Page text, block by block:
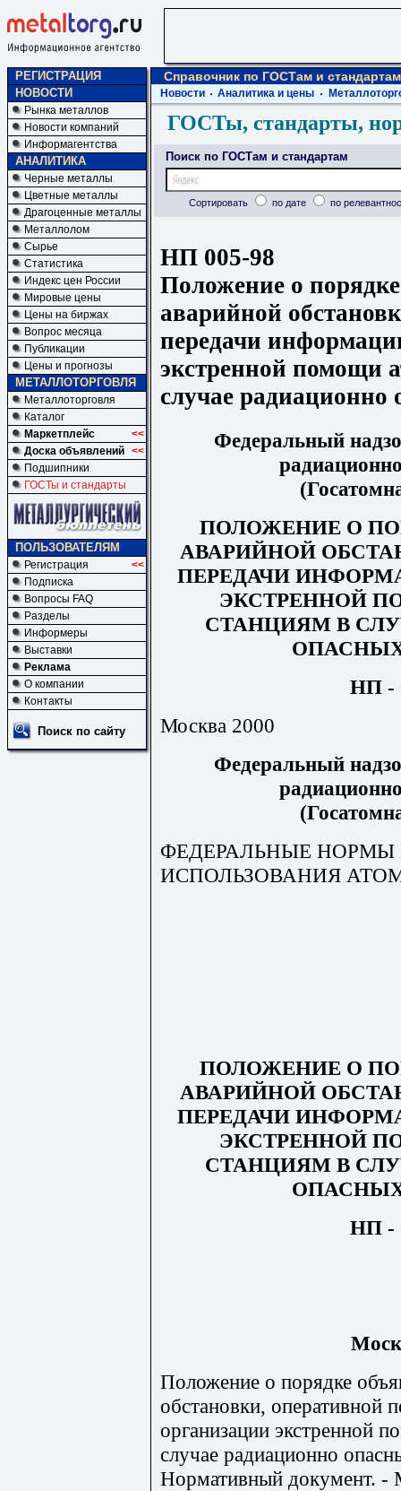
РЕГИСТРАЦИЯ
НОВОСТИ
Рынка металлов
Новости компаний
Информагентства
АНАЛИТИКА
Черные металлы
Цветные металлы
Драгоценные металлы
Металлолом
Сырье
Статистика
Индекс цен России
Мировые цены
Цены на биржах
Вопрос месяца
Публикации
Цены и прогнозы
МЕТАЛЛОТОРГОВЛЯ
Металлоторговля
Каталог
Маркетплейс
<<
Доска объявлений <<
Подшипники
ГОСТы и стандарты
ПОЛЬЗОВАТЕЛЯМ
Регистрация
<<
Подписка
Вопросы FAQ
Разделы
Информеры
Выставки
Реклама
О компании
Контакты
Поиск по сайту
Справочник по ГОСТам и стандартам
Новости Аналитика и цены
ГОСТы, стандарты,
Поиск по ГОСТам и стандартам
Сортировать по дате по
НП 005-98
Положение о
аварийной
передачи
экстренной помощи
случае радиационно
Федеральный
ПОЛОЖЕНИЕ О
АВАРИЙНОЙ
ПЕРЕДАЧИ
ЭКСТРЕННОЙ
СТАНЦИЯМ В
НП -
Москва 2000
Федеральный
ФЕДЕРАЛЬНЫЕ НОРМЫ
ИСПОЛЬЗОВАНИЯ
ПОЛОЖЕНИЕ О
АВАРИЙНОЙ
ПЕРЕДАЧИ
ЭКСТРЕННОЙ
СТАНЦИЯМ В
НП -
Положение о порядке
обстановки, оперативной
организации экстренной
случае радиационно
Нормативный документ.